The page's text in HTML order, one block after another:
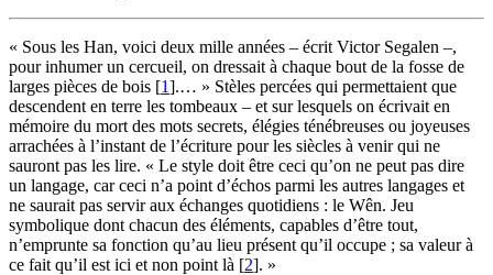
« Sous les Han, voici deux mille années – écrit Victor Segalen –,
pour inhumer un cercueil, on dressait à chaque bout de la fosse de
larges pièces de bois [1].… » Stèles percées qui permettaient que
descendent en terre les tombeaux – et sur lesquels on écrivait en
mémoire du mort des mots secrets, élégies ténébreuses ou joyeuses
arrachées à l’instant de l’écriture pour les siècles à venir qui ne
sauront pas les lire. « Le style doit être ceci qu’on ne peut pas dire
un langage, car ceci n’a point d’échos parmi les autres langages et
ne saurait pas servir aux échanges quotidiens : le Wên. Jeu
symbolique dont chacun des éléments, capables d’être tout,
n’emprunte sa fonction qu’au lieu présent qu’il occupe ; sa valeur à
ce fait qu’il est ici et non point là [2]. »